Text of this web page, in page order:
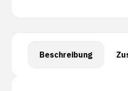
Beschreibung